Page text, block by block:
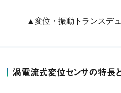
▲変位・振動トランスデ
渦電流式変位センサの特長